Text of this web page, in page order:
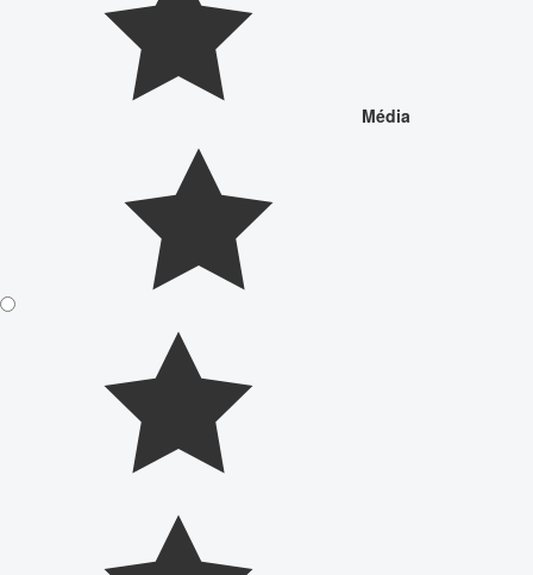
Média